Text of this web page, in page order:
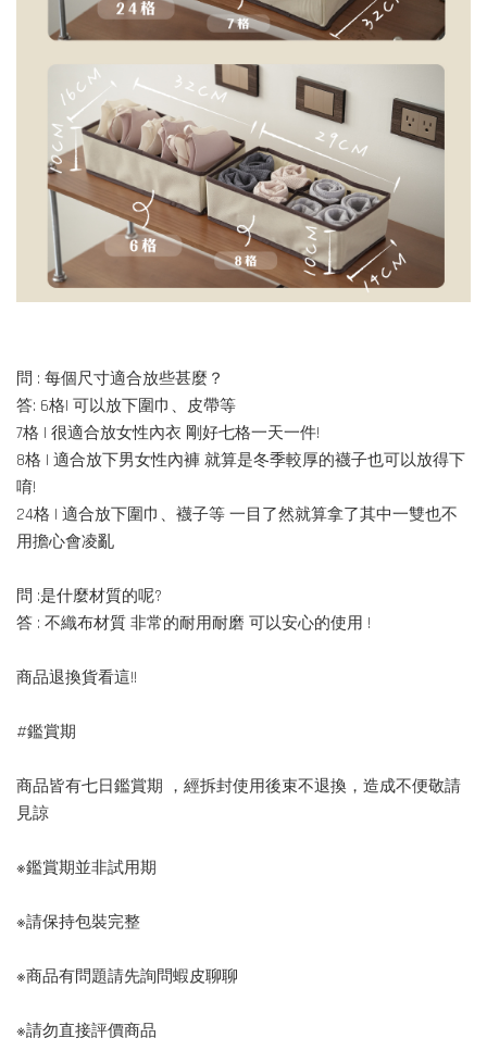
問 : 每個尺寸適合放些甚麼？
答: 6格| 可以放下圍巾、皮帶等
7格 | 很適合放女性內衣 剛好七格一天一件!
8格 | 適合放下男女性內褲 就算是冬季較厚的襪子也可以放得下
唷!
24格 | 適合放下圍巾、襪子等 一目了然就算拿了其中一雙也不
用擔心會凌亂
問 :是什麼材質的呢?
答 : 不織布材質 非常的耐用耐磨 可以安心的使用 !
商品退換貨看這!!
#鑑賞期
商品皆有七日鑑賞期 ，經拆封使用後束不退換，造成不便敬請
見諒
※鑑賞期並非試用期
※請保持包裝完整
※商品有問題請先詢問蝦皮聊聊
※請勿直接評價商品